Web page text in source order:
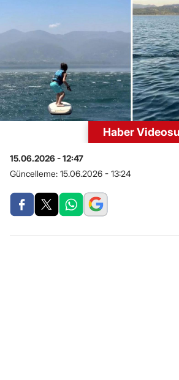
Haber
15.06.2026 - 12:47
Güncelleme: 15.06.2026 - 13:24